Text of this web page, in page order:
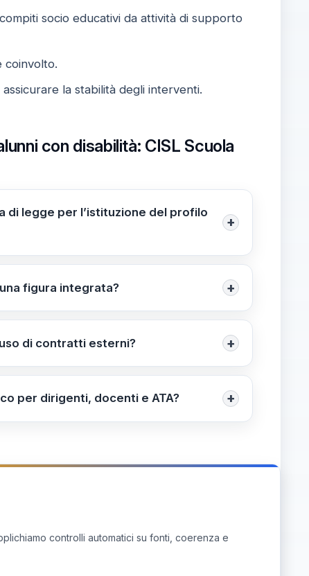
socio educativi da attività di supporto
coinvolto.
la stabilità degli interventi.
con disabilità: CISL Scuola
di legge per l’istituzione del profilo
+
e modello organizzativo
figura integrata? +
includere attività di affiancamento al
di contratti esterni? +
e tutele rafforzate per garantire
per dirigenti, docenti e ATA? +
di servizio; definire formazione
controlli automatici su fonti, coerenza e